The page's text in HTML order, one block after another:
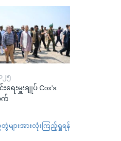
၂၅
းမှူးချုပ် Cox's
က်
များအားလုံးကြည့်ရှုရန်